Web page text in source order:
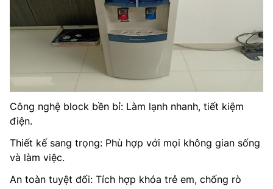
Công nghệ block bền bỉ: Làm lạnh nhanh, tiết kiệm
điện.
Thiết kế sang trọng: Phù hợp với mọi không gian sống
và làm việc.
An toàn tuyệt đối: Tích hợp khóa trẻ em, chống rò